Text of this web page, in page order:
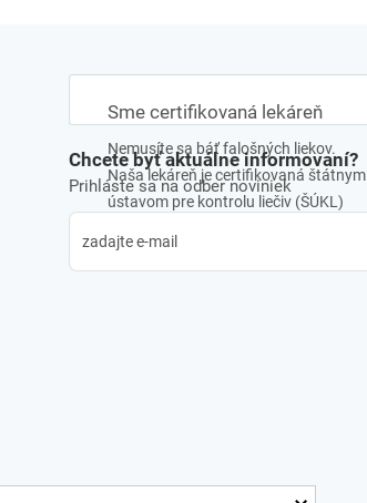
Sme certifikovaná lekáreň
Nemusíte sa báť falošných liekov.
Naša lekáreň je certifikovaná štátnym
ústavom pre kontrolu liečiv (ŠÚKL)
Chcete byť aktuálne informovaní?
Prihláste sa na odber noviniek